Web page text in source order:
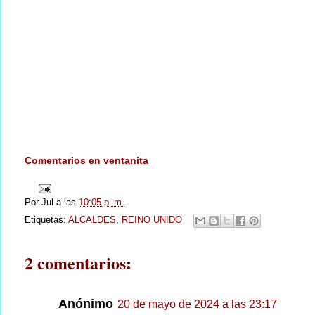
Comentarios en ventanita
Por Jul a las 10:05 p. m.
Etiquetas: ALCALDES, REINO UNIDO
2 comentarios:
Anónimo 20 de mayo de 2024 a las 23:17